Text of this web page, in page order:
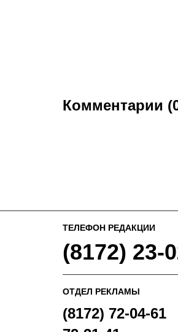
Комментарии
ТЕЛЕФОН РЕДАКЦИИ
(8172) 23-
ОТДЕЛ РЕКЛАМЫ
(8172) 72-04-61